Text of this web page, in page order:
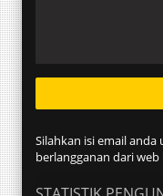
Silahkan isi email
berlangganan dari